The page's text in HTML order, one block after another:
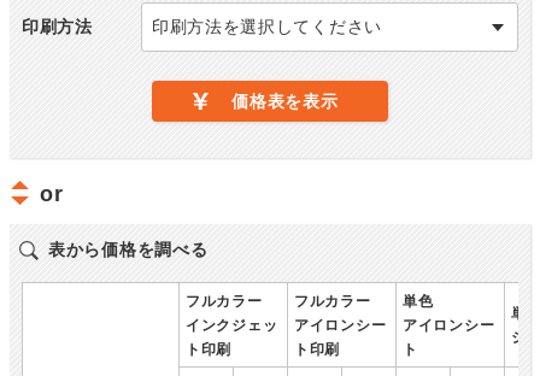
印刷方法 印刷方法を選択してください
価格表を表示
or
表から価格を調べる
フルカラー
インクジェッ
ト印刷
フルカラー
アイロンシー
ト印刷
単色
アイロンシー
ト
単
シ